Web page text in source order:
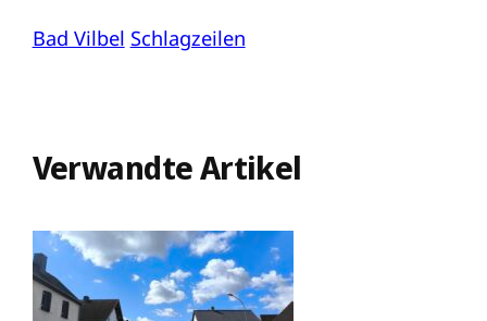
Bad Vilbel Schlagzeilen
Verwandte Artikel